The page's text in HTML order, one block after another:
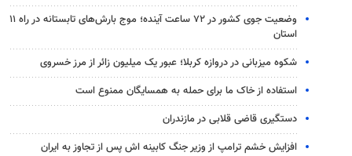
وضعیت جوی کشور در ۷۲ ساعت آینده؛ موج بارش‌های تابستانه در راه ۱۱
استان
شکوه میزبانی در دروازه کربلا؛ عبور یک میلیون زائر از مرز خسروی
استفاده از خاک ما برای حمله به همسایگان ممنوع است
دستگیری قاضی قلابی در مازندران
افزایش خشم ترامپ از وزیر جنگ کابینه اش پس از تجاوز به ایران